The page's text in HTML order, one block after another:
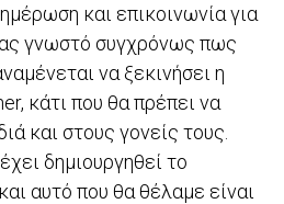
και επικοινωνία για
γνωστό συγχρόνως πως
να ξεκινήσει η
κάτι που θα πρέπει να
και στους γονείς τους.
δημιουργηθεί το
αυτό που θα θέλαμε είναι